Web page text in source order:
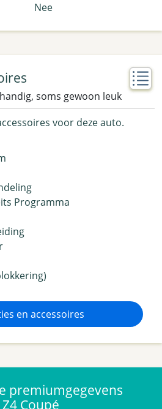
Nee
soms gewoon leuk
voor deze auto.
Programma
en accessoires
premiumgegevens
Coupé